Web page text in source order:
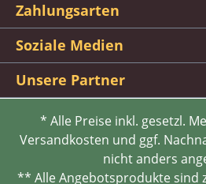
Zahlungsarten
Soziale Medien
Unsere Partner
* Alle Preise inkl. gesetzl.
Versandkosten und ggf.
nicht anders
** Alle Angebotsprodukte sind